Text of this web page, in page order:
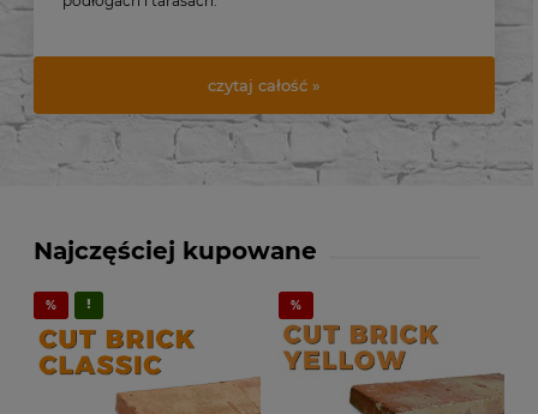
być stosowana nie tylko na ścianach, ale również na
czytaj całość »
Najczęściej kupowane